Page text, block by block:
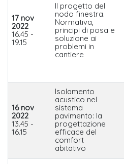
17 nov
2022
16.45 -
19.15
Il progetto del
nodo finestra.
Normativa,
principi di posa e
soluzione ai
problemi in
cantiere
16 nov
2022
13.45 -
16.15
Isolamento
acustico nel
sistema
pavimento: la
progettazione
efficace del
comfort
abitativo